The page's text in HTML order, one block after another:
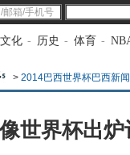
文化 - 历史 - 体育 -
> 2014巴西世界杯巴西新
世界杯出